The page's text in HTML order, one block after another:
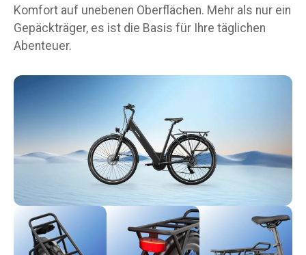
Komfort auf unebenen Oberflächen. Mehr als nur ein
Gepäckträger, es ist die Basis für Ihre täglichen
Abenteuer.